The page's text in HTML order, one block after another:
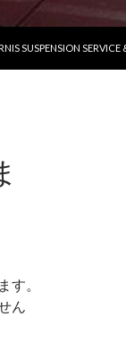
SUSPENSION
す。
ん